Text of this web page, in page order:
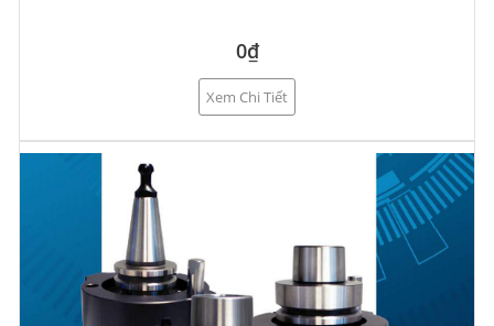
0₫
Xem Chi Tiết